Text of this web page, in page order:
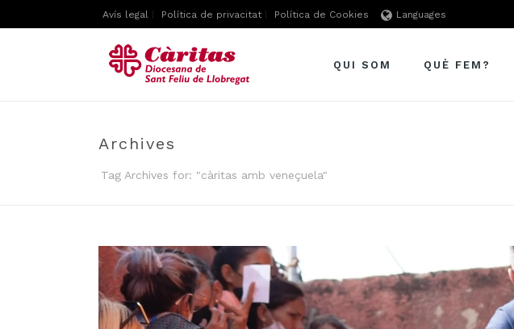
Avís legal Política de privacitat Política de Cookies Languages
QUI SOM QUÈ FEM?
Archives
Tag Archives for: "càritas amb veneçuela"